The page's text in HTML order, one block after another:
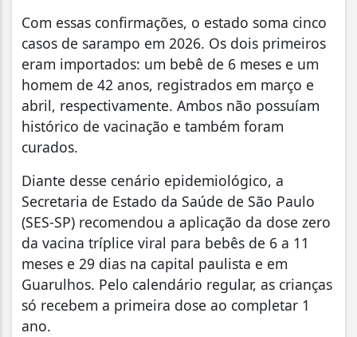
Com essas confirmações, o estado soma cinco
casos de sarampo em 2026. Os dois primeiros
eram importados: um bebê de 6 meses e um
homem de 42 anos, registrados em março e
abril, respectivamente. Ambos não possuíam
histórico de vacinação e também foram
curados.
Diante desse cenário epidemiológico, a
Secretaria de Estado da Saúde de São Paulo
(SES-SP) recomendou a aplicação da dose zero
da vacina tríplice viral para bebês de 6 a 11
meses e 29 dias na capital paulista e em
Guarulhos. Pelo calendário regular, as crianças
só recebem a primeira dose ao completar 1
ano.